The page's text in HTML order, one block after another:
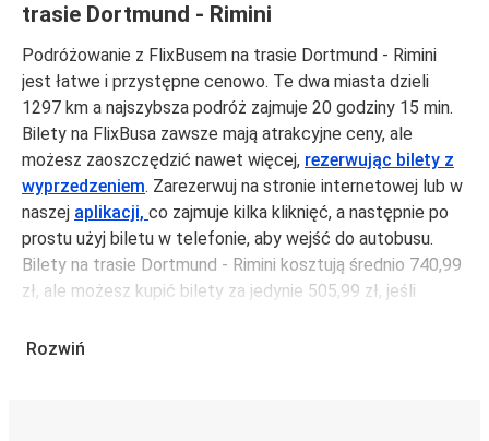
trasie Dortmund - Rimini
Podróżowanie z FlixBusem na trasie Dortmund - Rimini
jest łatwe i przystępne cenowo. Te dwa miasta dzieli
1297 km a najszybsza podróż zajmuje 20 godziny 15 min.
Bilety na FlixBusa zawsze mają atrakcyjne ceny, ale
możesz zaoszczędzić nawet więcej, rezerwując bilety z
wyprzedzeniem. Zarezerwuj na stronie internetowej lub w
naszej aplikacji, co zajmuje kilka kliknięć, a następnie po
prostu użyj biletu w telefonie, aby wejść do autobusu.
Bilety na trasie Dortmund - Rimini kosztują średnio 740,99
zł, ale możesz kupić bilety za jedynie 505,99 zł, jeśli
unikając weekendów i świąt. Aby podróżować szybko,
Rozwiń